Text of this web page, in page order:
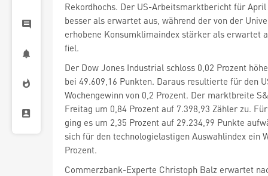
Rekordhochs. Der US-Arbeitsmarktbericht für
besser als erwartet aus, während der von der
erhobene Konsumklimaindex stärker als erwartet
fiel.
Der Dow Jones Industrial schloss 0,02 Prozent
bei 49.609,16 Punkten. Daraus resultierte für den
Wochengewinn von 0,2 Prozent. Der marktbreite
Freitag um 0,84 Prozent auf 7.398,93 Zähler zu.
ging es um 2,35 Prozent auf 29.234,99 Punkte
sich für den technologielastigen Auswahlindex ein
Prozent.
Commerzbank-Experte Christoph Balz erwartet